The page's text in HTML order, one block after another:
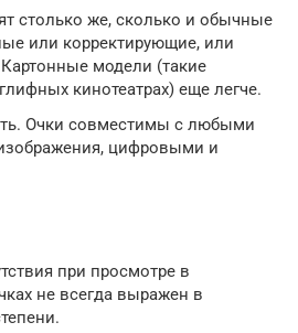
столько же, сколько и обычные
или корректирующие, или
модели (такие
кинотеатрах) еще легче.
Очки совместимы с любыми
цифровыми и
при просмотре в
не всегда выражен в